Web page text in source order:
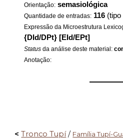
Orientação: semasiológica
Quantidade de entradas: 116 (tipo
Expressão da Microestrutura
{DId/DPt} [EId/EPt]
Status da análise deste material:
Anotação:
< Tronco Tupí/ Família Tupí-